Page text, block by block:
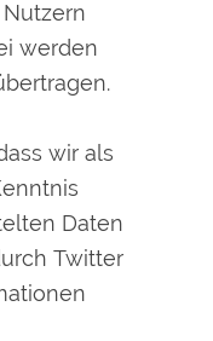
werden
wir als
Daten
Twitter